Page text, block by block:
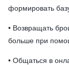
формировать
• Возвращать
больше при
• Общаться в